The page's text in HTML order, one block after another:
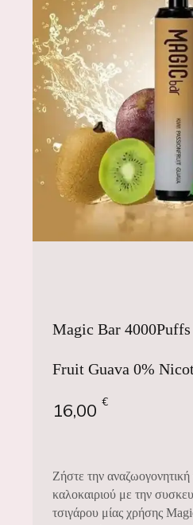
Magic Bar
Fruit Guava 0%
16,00€
Ζήστε την
καλοκαιριού με την
τσιγάρου μίας χρήσης